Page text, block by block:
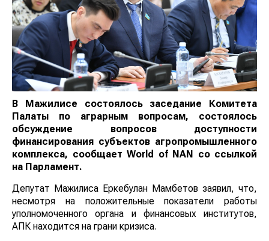
В Мажилисе состоялось заседание Комитета
Палаты по аграрным вопросам, состоялось
обсуждение вопросов доступности
финансирования субъектов агропромышленного
комплекса, сообщает World of NAN со ссылкой
на Парламент.
Депутат Мажилиса Еркебулан Мамбетов заявил, что,
несмотря на положительные показатели работы
уполномоченного органа и финансовых институтов,
АПК находится на грани кризиса.